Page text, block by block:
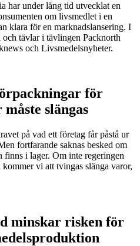
har under lång tid utvecklat en
om livsmedlet i en
klara för en marknadslansering. I
och tävlar i tävlingen Packnorth
och Livsmedelsnyheter.
för
slängas
på vad ett företag får påstå ur
fortfarande saknas besked om
finns i lager. Om inte regeringen
vi att tvingas slänga varor,
minskar risken för